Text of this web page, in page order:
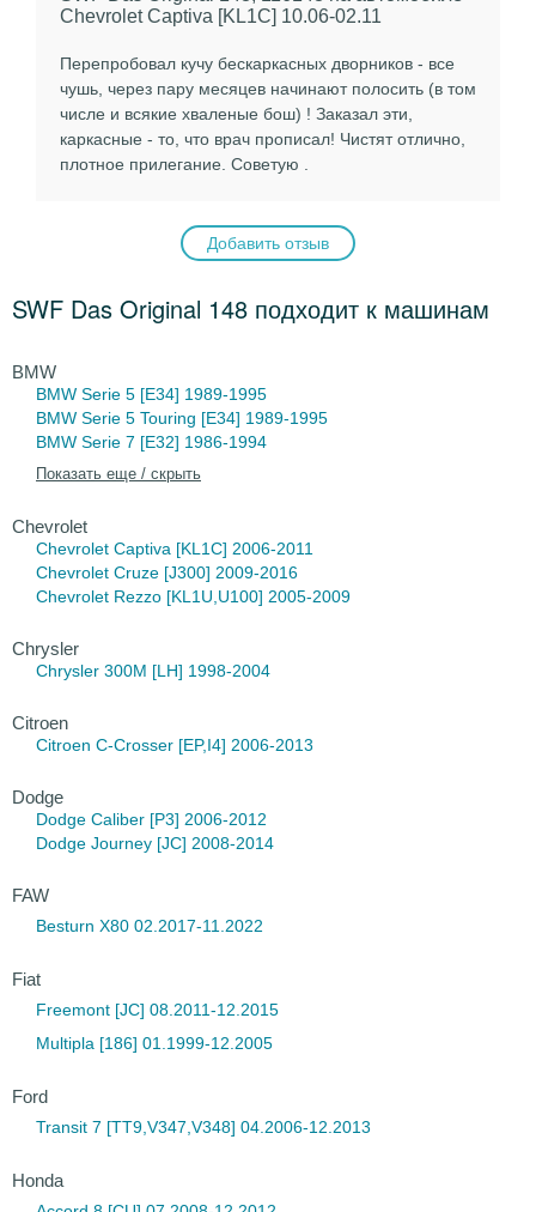
Chevrolet Captiva [KL1C] 10.06-02.11
Перепробовал кучу бескаркасных дворников - все
чушь, через пару месяцев начинают полосить (в том
числе и всякие хваленые бош) ! Заказал эти,
каркасные - то, что врач прописал! Чистят отлично,
плотное прилегание. Советую .
Добавить отзыв
SWF Das Original 148 подходит к машинам
BMW
BMW Serie 5 [E34] 1989-1995
BMW Serie 5 Touring [E34] 1989-1995
BMW Serie 7 [E32] 1986-1994
Показать еще / скрыть
Chevrolet
Chevrolet Captiva [KL1C] 2006-2011
Chevrolet Cruze [J300] 2009-2016
Chevrolet Rezzo [KL1U,U100] 2005-2009
Chrysler
Chrysler 300M [LH] 1998-2004
Citroen
Citroen C-Crosser [EP,I4] 2006-2013
Dodge
Dodge Caliber [P3] 2006-2012
Dodge Journey [JC] 2008-2014
FAW
Besturn X80 02.2017-11.2022
Fiat
Freemont [JC] 08.2011-12.2015
Multipla [186] 01.1999-12.2005
Ford
Transit 7 [TT9,V347,V348] 04.2006-12.2013
Honda